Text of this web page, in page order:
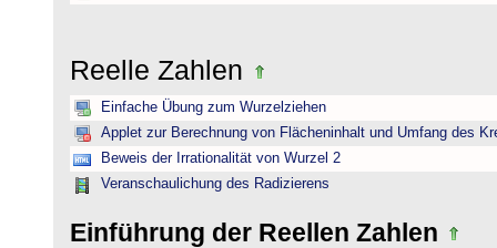
Reelle Zahlen
Einfache Übung zum Wurzelziehen
Applet zur Berechnung von Flächeninhalt und Umfang des
Beweis der Irrationalität von Wurzel 2
Veranschaulichung des Radizierens
Einführung der Reellen Zahlen